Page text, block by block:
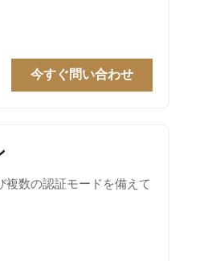
今すぐ問い合わせ
複数の認証モードを備えて